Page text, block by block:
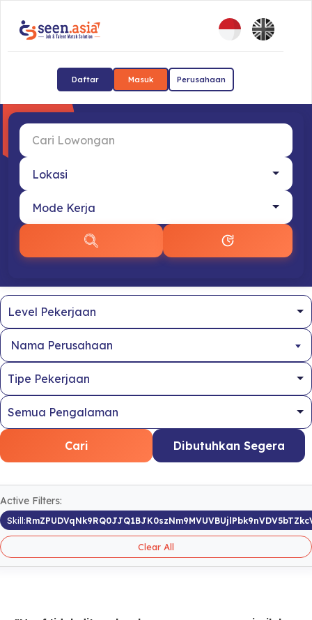
Daftar Masuk Perusahaan
Nama Perusahaan
Cari Dibutuhkan Segera
Active Filters:
Skill:
Clear All